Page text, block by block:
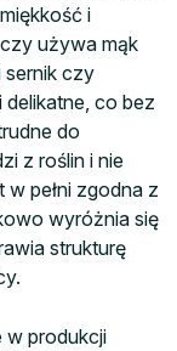
i
używa mąk
sernik czy
co bez
do
z roślin i nie
pełni zgodna z
wyróżnia się
strukturę
w produkcji